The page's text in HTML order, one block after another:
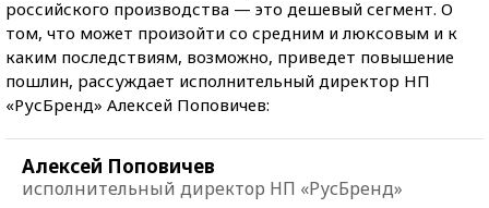
российского производства — это дешевый сегмент. О
том, что может произойти со средним и люксовым и к
каким последствиям, возможно, приведет повышение
пошлин, рассуждает исполнительный директор НП
«РусБренд» Алексей Поповичев:
Алексей Поповичев
исполнительный директор НП «РусБренд»